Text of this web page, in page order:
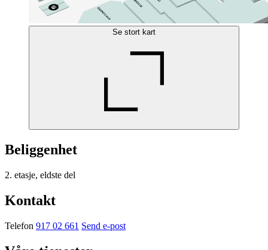
Se stort kart
Beliggenhet
2. etasje, eldste del
Kontakt
Telefon 917 02 661 Send e-post